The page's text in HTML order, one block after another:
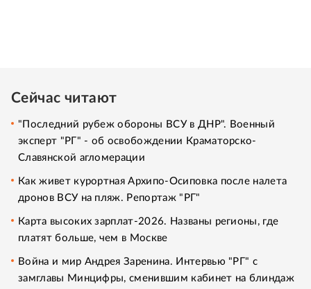
Сейчас читают
"Последний рубеж обороны ВСУ в ДНР". Военный
эксперт "РГ" - об освобождении Краматорско-
Славянской агломерации
Как живет курортная Архипо-Осиповка после налета
дронов ВСУ на пляж. Репортаж "РГ"
Карта высоких зарплат-2026. Названы регионы, где
платят больше, чем в Москве
Война и мир Андрея Заренина. Интервью "РГ" с
замглавы Минцифры, сменившим кабинет на блиндаж